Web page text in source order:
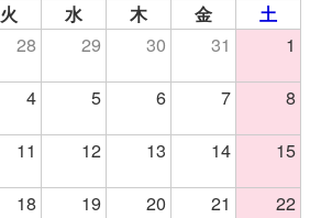
火 水 木 金 土
28 29 30 31
1
4 5 6 7 8
11 12 13 14
15
18 19 20 21
22